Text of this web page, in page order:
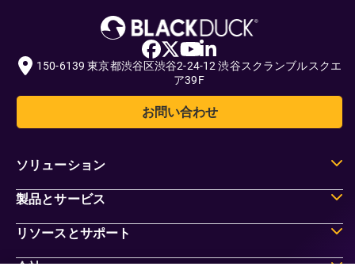
150-6139 東京都渋谷区渋谷2-24-12 渋谷スクランブルスクエ
ア39F
お問い合わせ
ソリューション
製品とサービス
リソースとサポート
会社